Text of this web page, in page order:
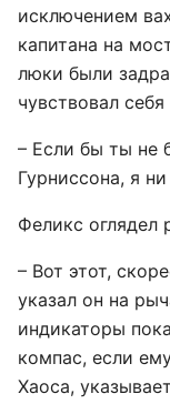
исключением
капитана на
люки были
чувствовал
– Если бы ты не
Гурниссона, я
Феликс оглядел
– Вот этот,
указал он на
индикаторы
компас, если
Хаоса,